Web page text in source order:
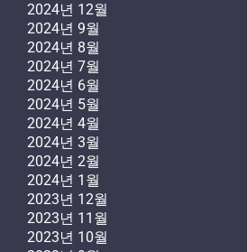
2024년 12월
2024년 9월
2024년 8월
2024년 7월
2024년 6월
2024년 5월
2024년 4월
2024년 3월
2024년 2월
2024년 1월
2023년 12월
2023년 11월
2023년 10월